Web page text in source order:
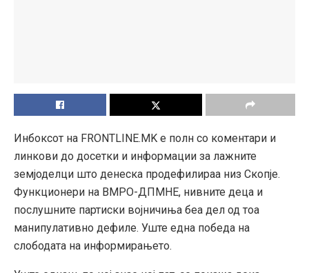
Инбоксот на FRONTLINE.MK е полн со коментари и
линкови до досетки и информации за лажните
земјоделци што денеска продефилираа низ Скопје.
Функционери на ВМРО-ДПМНЕ, нивните деца и
послушните партиски војничиња беа дел од тоа
манипулативно дефиле. Уште една победа на
слободата на информирањето.